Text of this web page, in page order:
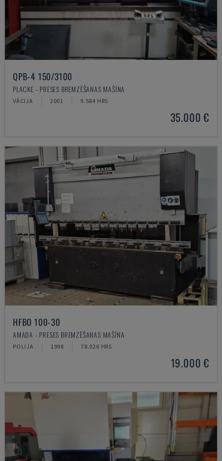
QPB-4 150/3100
PLACKE - PRESES BREMZĒŠANAS MAŠĪNA
VĀCIJA 2001 9.584 HRS
35.000 €
HFBO 100-30
AMADA - PRESES BREMZĒŠANAS MAŠĪNA
POLIJA 1998 78.026 HRS
19.000 €